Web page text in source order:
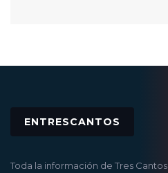
ENTRESCANTOS
Toda la información de Tres Cantos